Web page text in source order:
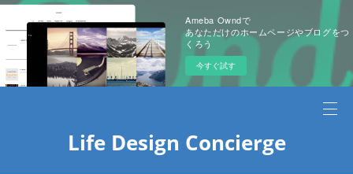
Ameba Owndで
あなただけのホームページやブログをつ
くろう
今すぐ試す
Life Design Concierge